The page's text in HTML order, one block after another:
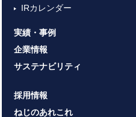
IRカレンダー
実績・事例
企業情報
サステナビリティ
採用情報
ねじのあれこれ